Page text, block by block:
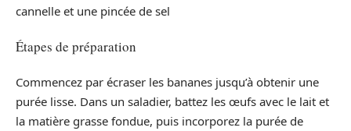
cannelle et une pincée de sel
Étapes de préparation
Commencez par écraser les bananes jusqu’à obtenir une
purée lisse. Dans un saladier, battez les œufs avec le lait et
la matière grasse fondue, puis incorporez la purée de